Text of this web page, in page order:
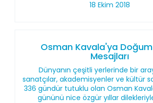
18 Ekim 2018
Osman Kavala'ya
Mesajları
Dünyanın çeşitli yerlerinde bir
sanatçılar, akademisyenler ve kültür
336 gündür tutuklu olan Osman
gününü nice özgür yıllar